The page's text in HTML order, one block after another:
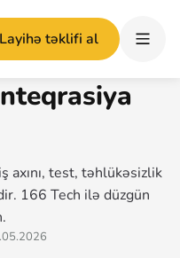
Layihə təklifi al
axını, test, təhlükəsizlik
166 Tech ilə düzgün